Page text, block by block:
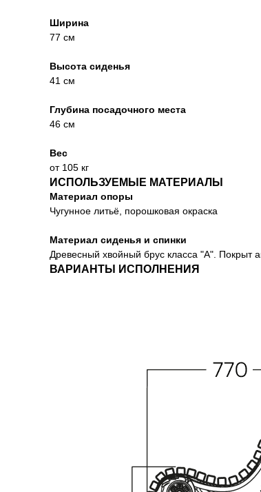
Ширина
77 см
Высота сиденья
41 см
Глубина посадочного места
46 см
Вес
от 105 кг
ИСПОЛЬЗУЕМЫЕ МАТЕРИАЛЫ
Материал опоры
Чугунное литьё, порошковая окраска
Материал сиденья и спинки
Древесный хвойный брус класса "А". Покрыт
ВАРИАНТЫ ИСПОЛНЕНИЯ